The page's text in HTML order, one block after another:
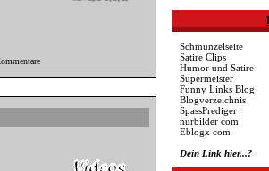
Schmunzelseite
Satire Clips
Humor und Satire
Supermeister
Funny Links Blog
Blogverzeichnis
SpassPrediger
nurbilder com
Eblogx com
Dein Link hier...?